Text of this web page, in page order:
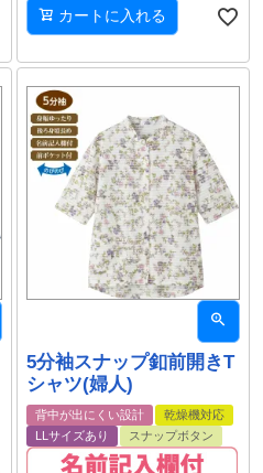
カートに入れる
5分袖スナップ釦前開きT
シャツ(婦人)
背中が出にくい設計
乾燥機対応
LLサイズあり
スナップボタン